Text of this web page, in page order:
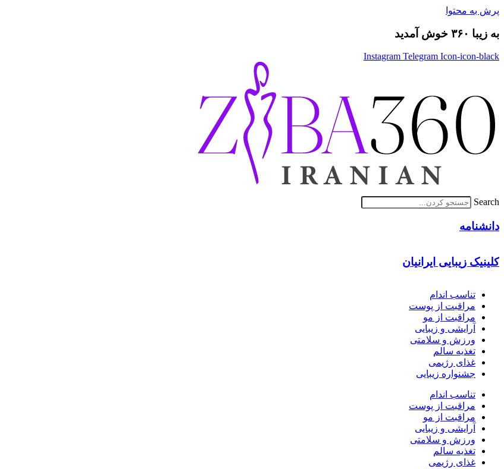
پرش به محتوا
به زیبا ۳۶۰ خوش آمدید
Instagram Telegram Icon-icon-black
Search
دانشنامه
کلینیک زیبایی ایرانیان
تناسب اندام
مراقبت از پوست
مراقبت از مو
آرایشی و زیبایی
ورزش و سلامتی
تغذیه سالم
غذای رژیمی
جشنواره زیبایی
تناسب اندام
مراقبت از پوست
مراقبت از مو
آرایشی و زیبایی
ورزش و سلامتی
تغذیه سالم
غذای رژیمی